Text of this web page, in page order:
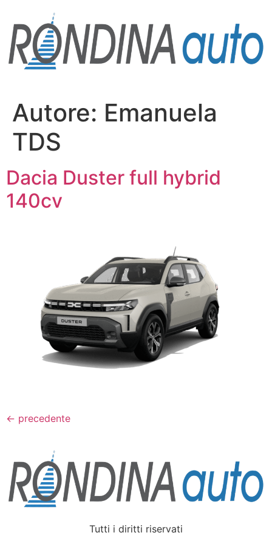
contenuto
Autore: Emanuela
TDS
Dacia Duster full hybrid
140cv
← precedente
Tutti i diritti riservati